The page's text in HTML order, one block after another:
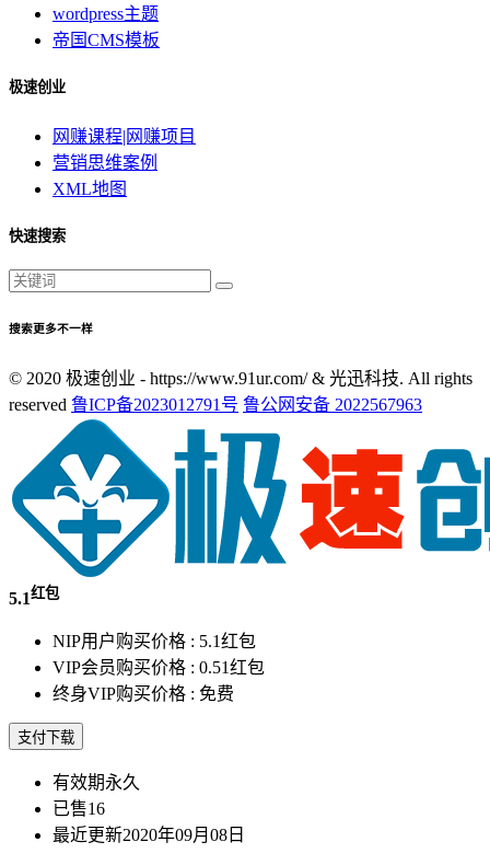
wordpress主题
帝国CMS模板
极速创业
网赚课程|网赚项目
营销思维案例
XML地图
快速搜索
搜索更多不一样
© 2020 极速创业 - https://www.91ur.com/ & 光迅科技. All rights
reserved 鲁ICP备2023012791号 鲁公网安备 2022567963
5.1红包
NIP用户购买价格 : 5.1红包
VIP会员购买价格 : 0.51红包
终身VIP购买价格 : 免费
支付下载
有效期永久
已售16
最近更新2020年09月08日